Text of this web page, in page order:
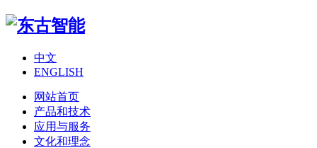
中文
ENGLISH
网站首页
产品和技术
应用与服务
文化和理念